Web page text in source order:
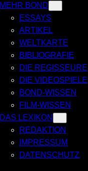
MEHR BOND
ESSAYS
ARTIKEL
WELTKARTE
BIBLIOGRAFIE
DIE REGISSEURE
DIE VIDEOSPIELE
BOND-WISSEN
FILM-WISSEN
DAS LEXIKON
REDAKTION
IMPRESSUM
DATENSCHUTZ